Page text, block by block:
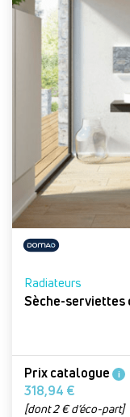
Radiateurs
Prix catalogue i
318,94 €
[dont 2 € d’éco-part]